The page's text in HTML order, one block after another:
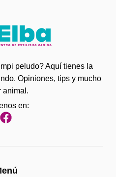
peludo? Aquí tienes la
Opiniones, tips y mucho
animal.
en: